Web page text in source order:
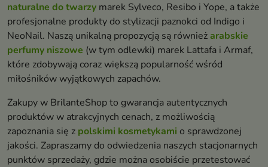
naturalne do twarzy marek Sylveco, Resibo i Yope, a także
profesjonalne produkty do stylizacji paznokci od Indigo i
NeoNail. Naszą unikalną propozycją są równieżarabskie
perfumy niszowe (w tym odlewki) marek Lattafa i Armaf,
które zdobywają coraz większą popularność wśród
miłośników wyjątkowych zapachów.
Zakupy w BrilanteShop to gwarancja autentycznych
produktów w atrakcyjnych cenach, z możliwością
zapoznania się z polskimi kosmetykami o sprawdzonej
jakości. Zapraszamy do odwiedzenia naszych stacjonarnych
punktów sprzedaży, gdzie można osobiście przetestować